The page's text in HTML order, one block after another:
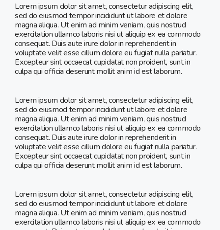
Lorem ipsum dolor sit amet, consectetur adipiscing elit,
sed do eiusmod tempor incididunt ut labore et dolore
magna aliqua. Ut enim ad minim veniam, quis nostrud
exercitation ullamco laboris nisi ut aliquip ex ea commodo
consequat. Duis aute irure dolor in reprehenderit in
voluptate velit esse cillum dolore eu fugiat nulla pariatur.
Excepteur sint occaecat cupidatat non proident, sunt in
culpa qui officia deserunt mollit anim id est laborum.
Lorem ipsum dolor sit amet, consectetur adipiscing elit,
sed do eiusmod tempor incididunt ut labore et dolore
magna aliqua. Ut enim ad minim veniam, quis nostrud
exercitation ullamco laboris nisi ut aliquip ex ea commodo
consequat. Duis aute irure dolor in reprehenderit in
voluptate velit esse cillum dolore eu fugiat nulla pariatur.
Excepteur sint occaecat cupidatat non proident, sunt in
culpa qui officia deserunt mollit anim id est laborum.
Lorem ipsum dolor sit amet, consectetur adipiscing elit,
sed do eiusmod tempor incididunt ut labore et dolore
magna aliqua. Ut enim ad minim veniam, quis nostrud
exercitation ullamco laboris nisi ut aliquip ex ea commodo